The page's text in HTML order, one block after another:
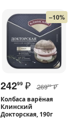
–10%
24299 ₽ 26999 ₽
Колбаса варёная
Клинский
Докторская, 190г